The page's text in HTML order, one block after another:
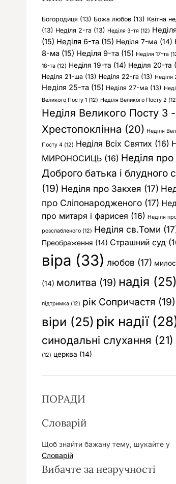
Богородиця (13) Божа любов (13) Квітна
(13) Неділя 2-га (13) Неділя 3-тя (12)
(15) Неділя 6-та (15) Неділя 7-ма (14)
8-ма (15) Неділя 9-та (15) Неділя 17-та
18-та (12) Неділя 19-та (14) Неділя 20-та
Неділя 21-ша (13) Неділя 22-га (13) Неділя
Неділя 25-та (15) Неділя 27-ма (13)
Великого Посту 1 (12) Неділя Великого Посту 2
Неділя Великого Посту 3 -
Хрестопоклінна (20) Неділя
Посту 4 (12) Неділя Всіх Святих (16)
МИРОНОСИЦЬ (16) Неділя про
Доброго батька і блудного
(19) Неділя про Закхея (17)
про Сліпонародженого (17)
про митаря і фарисея (16) Неділя
розслабленого (12) Неділя св.Томи
Преображення (14) Страшний суд
віра (33) любов (17)
(14) молитва (19) надія (25)
підтримка (12) рік Сопричастя (19)
віри (25) рік надії
синодальні слухання (21)
(12) церква (14)
ПОРАДИ
Словарій
Щоб знайти бажану тему, шукайте у
Словарій
Вибачте за незручності